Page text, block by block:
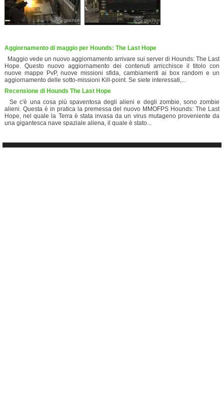
Aggiornamento di maggio per Hounds: The Last Hope
Maggio vede un nuovo aggiornamento arrivare sui server di Hounds: The Last
Hope. Questo nuovo aggiornamento dei contenuti arricchisce il titolo con
nuove mappe PvP, nuove missioni sfida, cambiamenti ai box random e un
aggiornamento delle sotto-missioni Kill-point. Se siete interessati,...
Recensione di Hounds The Last Hope
Se c'è una cosa più spaventosa degli alieni e degli zombie, sono zombie
alieni. Questa è in pratica la premessa del nuovo MMOFPS Hounds: The Last
Hope, nel quale la Terra è stata invasa da un virus mutageno proveniente da
una gigantesca nave spaziale aliena, il quale è stato...